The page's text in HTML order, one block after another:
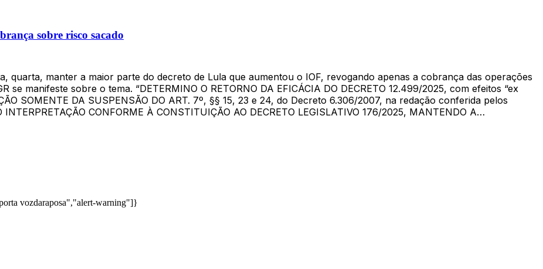
sobre risco sacado
quarta, manter a maior parte do decreto de Lula que aumentou o IOF, revogando apenas a cobrança das operações
manifeste sobre o tema. “DETERMINO O RETORNO DA EFICÁCIA DO DECRETO 12.499/2025, com efeitos “ex
SOMENTE DA SUSPENSÃO DO ART. 7º, §§ 15, 23 e 24, do Decreto 6.306/2007, na redação conferida pelos
CONFORME À CONSTITUIÇÃO AO DECRETO LEGISLATIVO 176/2025, MANTENDO A…